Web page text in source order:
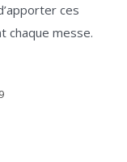
ces
chaque messe.